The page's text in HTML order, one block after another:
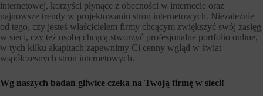
internetowej, korzyści płynące z obecności w internecie oraz
najnowsze trendy w projektowaniu stron internetowych. Niezależnie
od tego, czy jesteś właścicielem firmy chcącym zwiększyć swój zasięg
w sieci, czy też osobą chcącą stworzyć profesjonalne portfolio online,
w tych kilku akapitach zapewnimy Ci cenny wgląd w świat
współczesnych stron internetowych.
Wg naszych badań gliwice czeka na Twoją firmę w sieci!